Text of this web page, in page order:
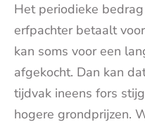
Het periodieke
erfpachter betaalt
kan soms voor een
afgekocht. Dan kan
tijdvak ineens fors
hogere grondprijzen.